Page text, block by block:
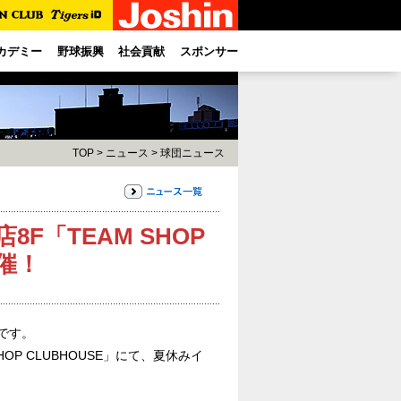
デミー 野球振興 社会貢献 スポンサー
TOP > ニュース > 球団ニュース
8F「TEAM SHOP
！
。
CLUBHOUSE」にて、夏休みイ